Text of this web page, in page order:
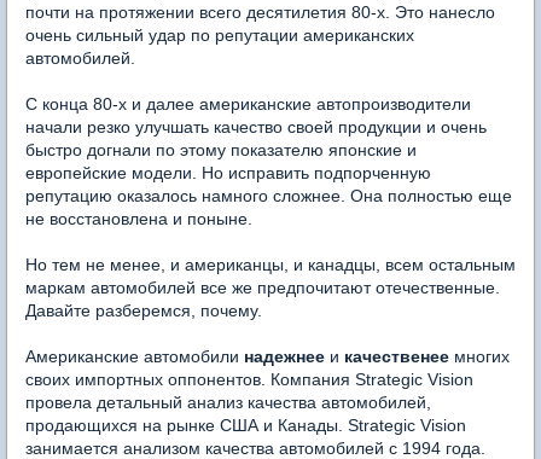
почти на протяжении всего десятилетия 80-х. Это нанесло
очень сильный удар по репутации американских
автомобилей.
С конца 80-х и далее американские автопроизводители
начали резко улучшать качество своей продукции и очень
быстро догнали по этому показателю японские и
европейские модели. Но исправить подпорченную
репутацию оказалось намного сложнее. Она полностью еще
не восстановлена и поныне.
Но тем не менее, и американцы, и канадцы, всем остальным
маркам автомобилей все же предпочитают отечественные.
Давайте разберемся, почему.
Американские автомобили надежнее и качественее многих
своих импортных оппонентов. Компания Strategic Vision
провела детальный анализ качества автомобилей,
продающихся на рынке США и Канады. Strategic Vision
занимается анализом качества автомобилей с 1994 года.